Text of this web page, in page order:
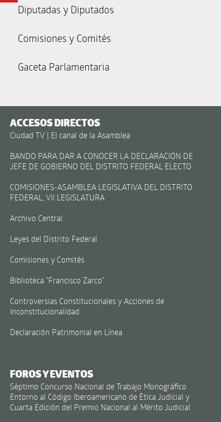
Diputadas y Diputados
Comisiones y Comités
Gaceta Parlamentaria
ACCESOS DIRECTOS
Ciudad TV | El canal de la Asamblea
BANDO PARA DAR A CONOCER LA DECLARACIÓN DE
JEFE DE GOBIERNO DEL DISTRITO FEDERAL ELECTO
COMISIONES-ASAMBLEA LEGISLATIVA DEL DISTRITO
FEDERAL, VII LEGISLATURA
Archivo Central
Leyes del Distrito Federal
Comisiones y Comités
Biblioteca "Francisco Zarco"
Controversias Constitucionales y Acciones de
Inconstitucionalidad
Declaración Patrimonial en Línea
FOROS Y EVENTOS
Séptimo Concurso Nacional de Trabajo Monográfico
Entorno al Código Iberoamericano de Ética Judicial y
Cuarta Edición del Premio Nacional al Mérito Judicial